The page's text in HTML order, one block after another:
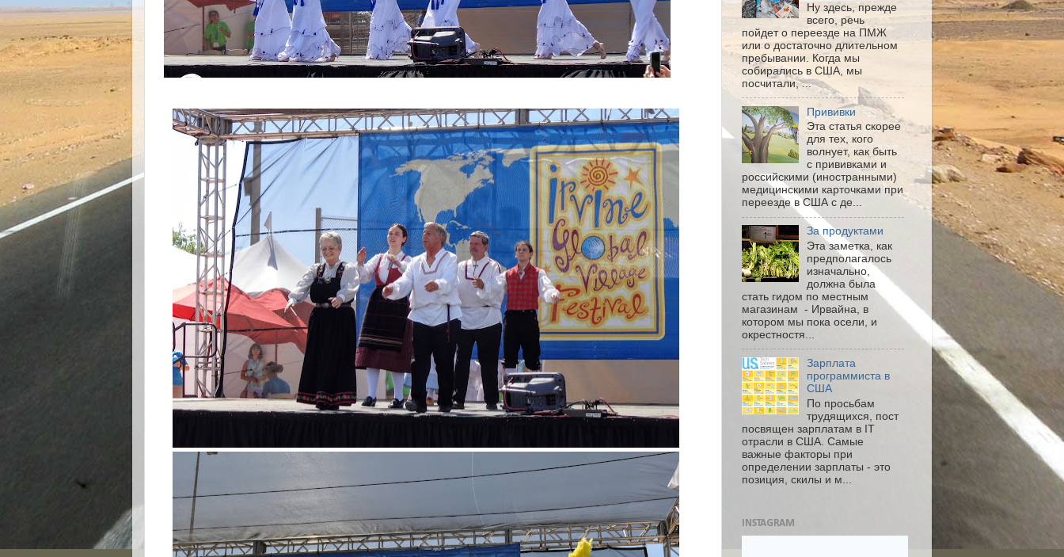
Ну здесь, прежде
всего, речь
пойдет о переезде на ПМЖ
или о достаточно длительном
пребывании. Когда мы
собирались в США, мы
посчитали, ...
Прививки
Эта статья скорее
для тех, кого
волнует, как быть
с прививками и
российскими (иностранными)
медицинскими карточками при
переезде в США с де...
За продуктами
Эта заметка, как
предполагалось
изначально,
должна была
стать гидом по местным
магазинам - Ирвайна, в
котором мы пока осели, и
окрестностя...
Зарплата
программиста в
США
По просьбам
трудящихся, пост
посвящен зарплатам в IT
отрасли в США. Самые
важные факторы при
определении зарплаты - это
позиция, скилы и м...
INSTAGRAM